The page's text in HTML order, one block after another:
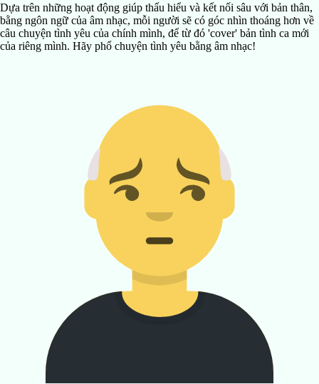
Dựa trên những hoạt động giúp thấu hiểu và kết nối sâu với bản thân,
bằng ngôn ngữ của âm nhạc, mỗi người sẽ có góc nhìn thoáng hơn về
câu chuyện tình yêu của chính mình, để từ đó 'cover' bản tình ca mới
của riêng mình. Hãy phổ chuyện tình yêu bằng âm nhạc!